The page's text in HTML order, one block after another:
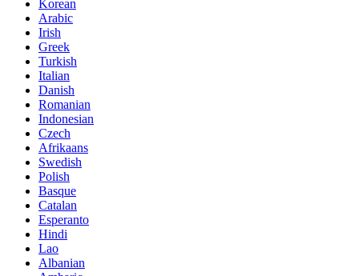
Korean
Arabic
Irish
Greek
Turkish
Italian
Danish
Romanian
Indonesian
Czech
Afrikaans
Swedish
Polish
Basque
Catalan
Esperanto
Hindi
Lao
Albanian